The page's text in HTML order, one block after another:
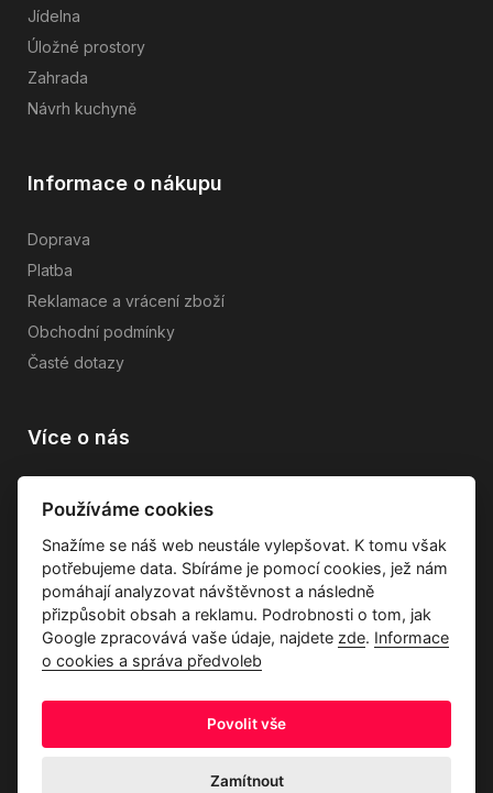
Jídelna
Úložné prostory
Zahrada
Návrh kuchyně
Informace o nákupu
Doprava
Platba
Reklamace a vrácení zboží
Obchodní podmínky
Časté dotazy
Více o nás
Průvodce tkaninami
Kontakty
Ochrana osobních údajů
Používáme cookies
Snažíme se náš web neustále vylepšovat. K tomu však
potřebujeme data. Sbíráme je pomocí cookies, jež nám
pomáhají analyzovat návštěvnost a následně
přizpůsobit obsah a reklamu. Podrobnosti o tom, jak
Google zpracovává vaše údaje, najdete zde. Informace
o cookies a správa předvoleb
Povolit vše
Zamítnout